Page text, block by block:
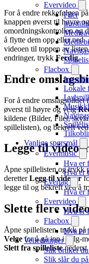
Evervideo
Filer
Flacbox
Lokale
Vanlige spørsmål
Evermusic
Hva er
Hva er
Evertag
Hva er
Evervideo
Hva er
Flacbox
Hva er
Veiledninger
Slik bruker
Slik slår du
For å endre rekkefølgen
knappen øverst til høyre
omordningskontrollen og
å flytte dem opp eller
videoen til toppen av
endringer, trykk Ferdig.
Endre
For å endre omslagsbildet
øverst til høyre og velg
kildene (Bilder, Filer,
spillelisten), og bekreft
Legge til
Åpne spillelisten og trykk
deretterLegg til videoer
legge til og bekreft ved å
Slette flere
Åpne spillelisten, trykk på
Velgefor å gå inn i valg-
Slett fra spillelistenederst